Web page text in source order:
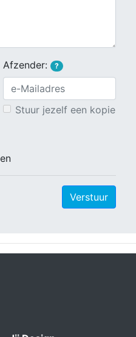
Afzender: ?
Stuur jezelf een kopie
Verstuur